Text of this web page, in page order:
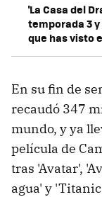
'La Casa del
temporada 3
que has visto
En su fin de
recaudó 347
mundo, y ya
película de
tras 'Avatar',
agua' y